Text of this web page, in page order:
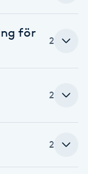
för
2
2
2